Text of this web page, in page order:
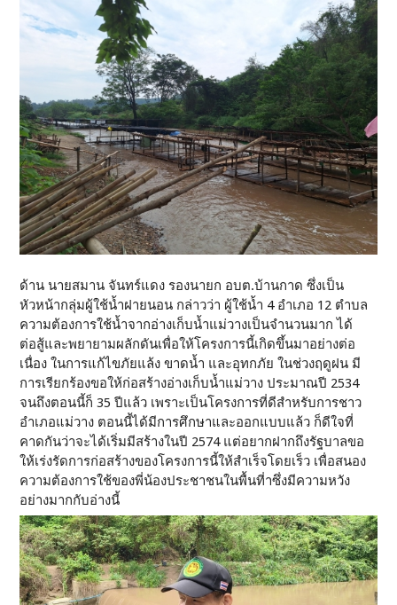
ด้าน นายสมาน จันทร์แดง รองนายก อบต.บ้านกาด ซึ่งเป็น
หัวหน้ากลุ่มผู้ใช้น้ำฝายนอน กล่าวว่า ผู้ใช้น้ำ 4 อำเภอ 12 ตำบล
ความต้องการใช้น้ำจากอ่างเก็บน้ำแม่วางเป็นจำนวนมาก ได้
ต่อสู้และพยายามผลักดันเพื่อให้โครงการนี้เกิดขึ้นมาอย่างต่อ
เนื่อง ในการแก้ไขภัยแล้ง ขาดน้ำ และอุทกภัย ในช่วงฤดูฝน มี
การเรียกร้องขอให้ก่อสร้างอ่างเก็บน้ำแม่วาง ประมาณปี 2534
จนถึงตอนนี้ก็ 35 ปีแล้ว เพราะเป็นโครงการที่ดีสำหรับการชาว
อำเภอแม่วาง ตอนนี้ได้มีการศึกษาและออกแบบแล้ว ก็ดีใจที่
คาดกันว่าจะได้เริ่มมีสร้างในปี 2574 แต่อยากฝากถึงรัฐบาลขอ
ให้เร่งรัดการก่อสร้างของโครงการนี้ให้สำเร็จโดยเร็ว เพื่อสนอง
ความต้องการใช้ของพี่น้องประชาชนในพื้นที่าซึ่งมีความหวัง
อย่างมากกับอ่างนี้